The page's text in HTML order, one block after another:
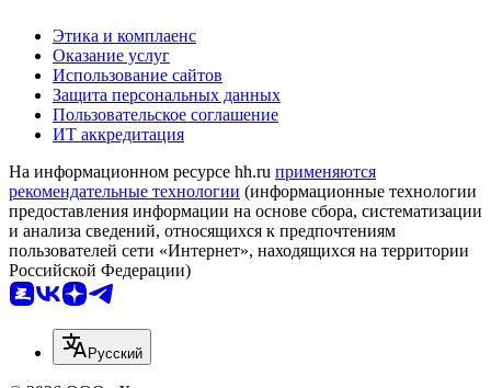
Этика и комплаенс
Оказание услуг
Использование сайтов
Защита персональных данных
Пользовательское соглашение
ИТ аккредитация
На информационном ресурсе hh.ru применяются
рекомендательные технологии (информационные технологии
предоставления информации на основе сбора, систематизации
и анализа сведений, относящихся к предпочтениям
пользователей сети «Интернет», находящихся на территории
Российской Федерации)
Русский